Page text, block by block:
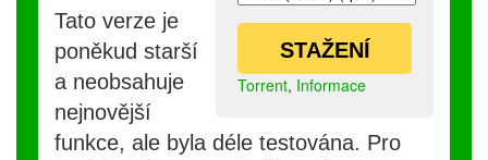
STAŽENÍ
Torrent, Informace
Tato verze je
poněkud starší
a neobsahuje
nejnovější
funkce, ale byla déle testována. Pro